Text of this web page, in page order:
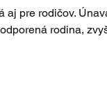
aj pre rodičov.
rodina,